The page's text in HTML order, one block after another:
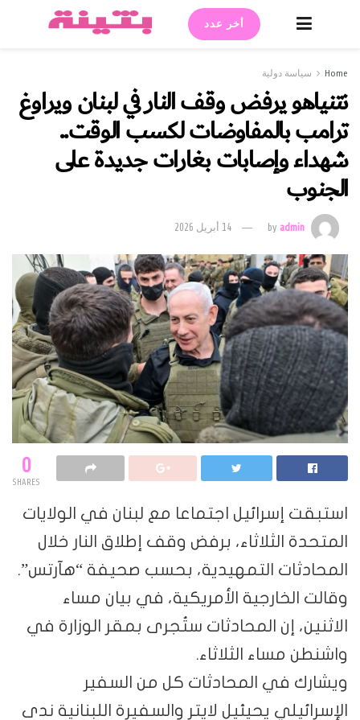
أخر عدد
Home سياسة دولية
نتنياهو يرفض وقف النار في لبنان ويراوغ
ترامب بالمفاوضات لكسب الوقت..
شهداء وإصابات بغارات جديدة على
الجنوب
byadmin 14 أبريل 2026
0
SHARES
استبقت إسرائيل اجتماعا مع لبنان في الولايات
المتحدة الثلاثاء، برفض وقف إطلاق النار خلال
المحادثات التمهيدية، بحسب صحيفة “هآرتس”.
وقالت الخارجية الأمريكية، في بيان مساء
الاثنين، إن المحادثات ستُجرى بمقر الوزارة في
واشنطن مساء الثلاثاء.
ويشارك في المحادثات كل من السفير
الإسرائيلي يحيئيل لايتر والسفيرة اللبنانية ندى